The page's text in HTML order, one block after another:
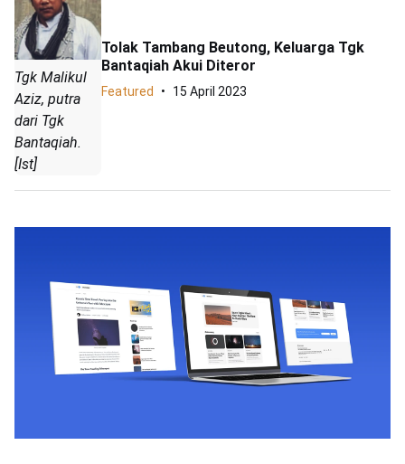
Tgk Malikul
Aziz, putra
dari Tgk
Bantaqiah.
[Ist]
Tolak Tambang Beutong, Keluarga Tgk
Bantaqiah Akui Diteror
Featured 15 April 2023